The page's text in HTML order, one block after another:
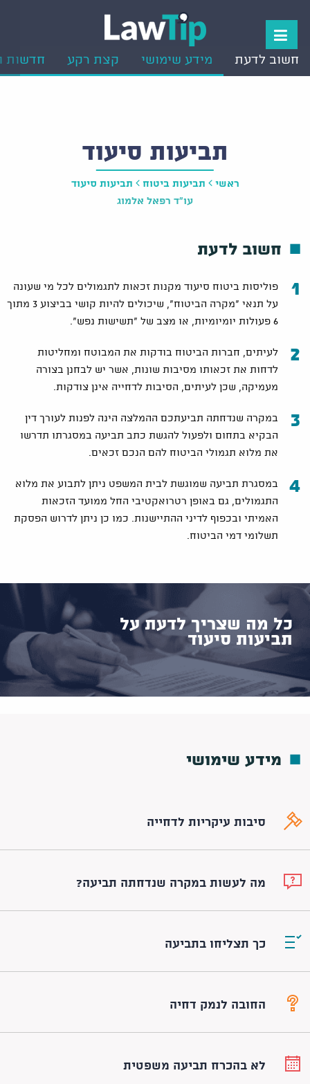
חשוב לדעת מידע שימושי קצת רקע חדשות
תביעות סיעוד
ראשי תביעות ביטוח
תביעות סיעוד
עו"ד רפאל אלמוג
חשוב לדעת
פוליסות ביטוח סיעוד מקנות זכאות לתגמולים לכל מי שעונה
על תנאי "מקרה הביטוח", שיכולים להיות קושי בביצוע 3 מתוך
6 פעולות יומיומיות, או מצב של "תשישות נפש".
לעיתים, חברות הביטוח בודקות את המבוטח ומחליטות
לדחות את זכאותו מסיבות שונות, אשר יש לבחנן בצורה
מעמיקה, שכן לעיתים, הסיבות לדחייה אינן צודקות.
במקרה שנדחתה תביעתכם ההמלצה הינה לפנות לעורך דין
הבקיא בתחום ולפעול להגשת כתב תביעה במסגרתו תדרשו
את מלוא תגמולי הביטוח להם הנכם זכאים.
במסגרת תביעה שמוגשת לבית המשפט ניתן לתבוע את מלוא
התגמולים, גם באופן רטרואקטיבי החל ממועד הזכאות
האמיתי ובכפוף לדיני ההתיישנות. כמו כן ניתן לדרוש הפסקת
תשלומי דמי הביטוח.
כל מה שצריך לדעת על
תביעות סיעוד
מידע שימושי
סיבות עיקריות לדחייה
מה לעשות במקרה שנדחתה תביעה?
כך תצליחו בתביעה
החובה לנמק דחיה
לא בהכרח תביעה משפטית